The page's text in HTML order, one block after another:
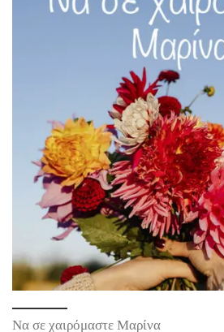
Να σε χαιρόμαστε Μαρίνα